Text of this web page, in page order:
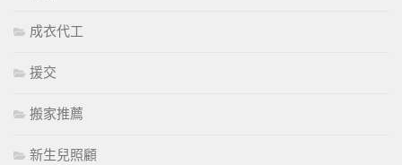
成衣代工
援交
搬家推薦
新生兒照顧